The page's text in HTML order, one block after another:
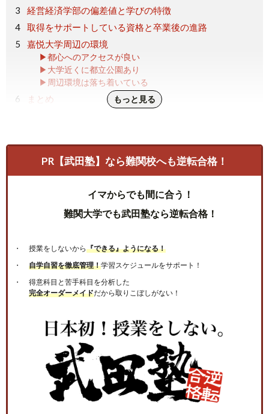
経営経済学部の偏差値と学びの特徴
取得をサポートしている資格と卒業後の進路
嘉悦大学周辺の環境
▶都心へのアクセスが良い
▶大学近くに都立公園あり
▶周辺環境は落ち着いている
まとめ もっと見る
PR【武田塾】なら難関校へも逆転合格！
イマからでも間に合う！
難関大学でも武田塾なら逆転合格！
授業をしないから『できる』ようになる！
自学自習を徹底管理！学習スケジュールをサポート！
得意科目と苦手科目を分析した
完全オーダーメイドだから取りこぼしがない！